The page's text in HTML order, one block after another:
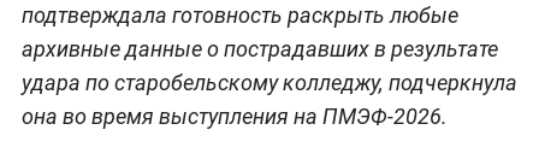
подтверждала готовность раскрыть любые
архивные данные о пострадавших в результате
удара по старобельскому колледжу, подчеркнула
она во время выступления на ПМЭФ-2026.